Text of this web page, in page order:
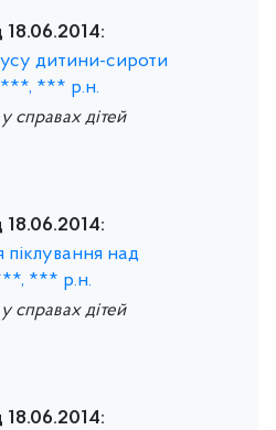
18.06.2014:
дитини-сироти
***, *** р.н.
справах дітей
18.06.2014:
над
*** р.н.
справах дітей
18.06.2014: